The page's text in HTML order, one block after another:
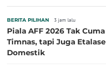
BERITA PILIHAN 3 jam lalu
Piala AFF 2026 Tak
Timnas, tapi Juga
Domestik